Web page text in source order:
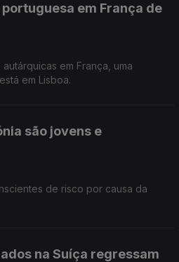
em França de
em França, uma
em Lisboa.
são jovens e
de risco por causa da
na Suíça regressam